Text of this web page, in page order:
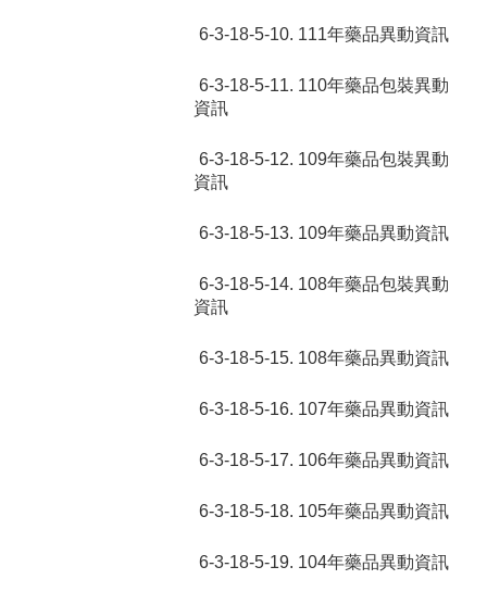
6-3-18-5-10. 111年藥品異動資訊
6-3-18-5-11. 110年藥品包裝異動
資訊
6-3-18-5-12. 109年藥品包裝異動
資訊
6-3-18-5-13. 109年藥品異動資訊
6-3-18-5-14. 108年藥品包裝異動
資訊
6-3-18-5-15. 108年藥品異動資訊
6-3-18-5-16. 107年藥品異動資訊
6-3-18-5-17. 106年藥品異動資訊
6-3-18-5-18. 105年藥品異動資訊
6-3-18-5-19. 104年藥品異動資訊